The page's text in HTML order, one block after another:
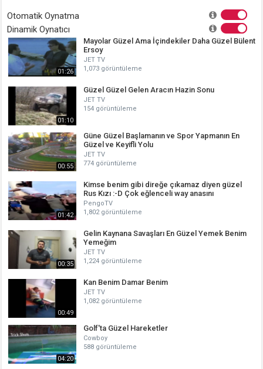
Otomatik Oynatma
Dinamik Oynatıcı
01:26
Mayolar Güzel Ama İçindekiler Daha Güzel Bülent
Ersoy
JET TV
1,073 görüntüleme
01:10
Güzel Güzel Gelen Aracın Hazin Sonu
JET TV
154 görüntüleme
00:55
Güne Güzel Başlamanın ve Spor Yapmanın En
Güzel ve Keyifli Yolu
JET TV
774 görüntüleme
01:42
Kimse benim gibi direğe çıkamaz diyen güzel
Rus Kızı :-D Çok eğlenceli way anasını
PengoTV
1,802 görüntüleme
00:35
Gelin Kaynana Savaşları En Güzel Yemek Benim
Yemeğim
JET TV
1,224 görüntüleme
00:49
Kan Benim Damar Benim
JET TV
1,082 görüntüleme
04:20
Golf'ta Güzel Hareketler
Cowboy
588 görüntüleme